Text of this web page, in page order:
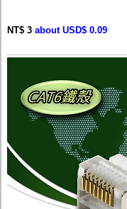
NT$ 3 about USD$ 0.09